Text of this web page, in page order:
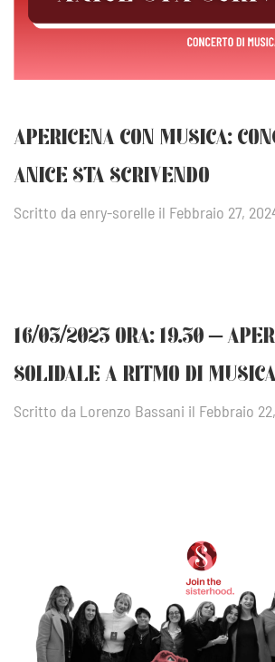
APERICENA CON MUSICA:
ANICE STA SCRIVENDO
Scritto da enry-sorelle il Febbraio 27,
16/03/2023 ORA: 19.30 –
SOLIDALE A RITMO DI MUSICA
Scritto da Lorenzo Bassani il Febbraio